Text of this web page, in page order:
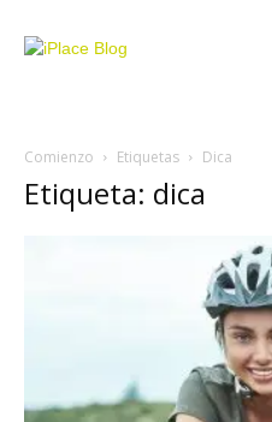
Comienzo Etiquetas Dica
Etiqueta: dica